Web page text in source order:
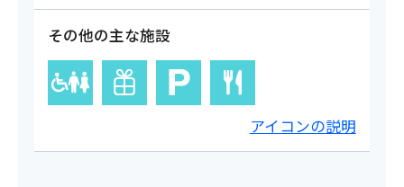
その他の主な施設
アイコンの説明